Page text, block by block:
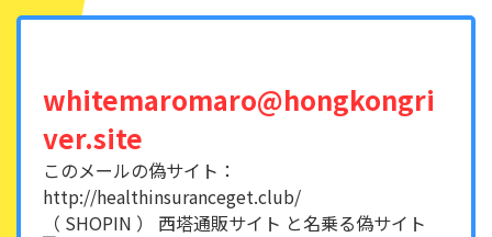
whitemaromaro@hongkongri
ver.site
このメールの偽サイト：
http://healthinsuranceget.club/
（ SHOPIN ） 西塔通販サイト と名乗る偽サイト